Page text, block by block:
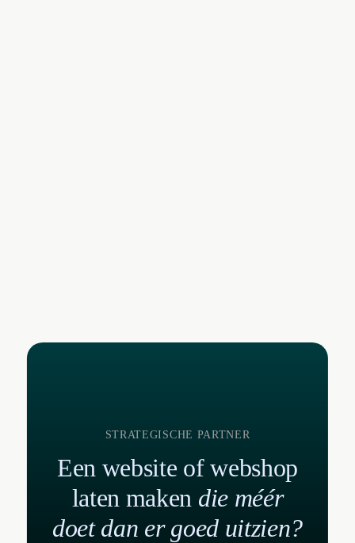
STRATEGISCHE PARTNER
Een website of webshop
laten maken die méér
doet dan er goed uitzien?